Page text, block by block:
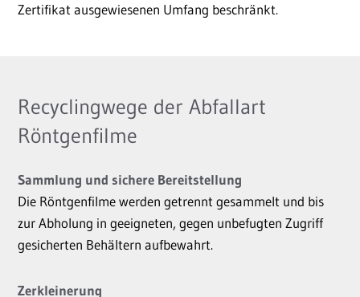
Zertifikat ausgewiesenen Umfang beschränkt.
Recyclingwege der Abfallart
Röntgenfilme
Sammlung und sichere Bereitstellung
Die Röntgenfilme werden getrennt gesammelt und bis
zur Abholung in geeigneten, gegen unbefugten Zugriff
gesicherten Behältern aufbewahrt.
Zerkleinerung